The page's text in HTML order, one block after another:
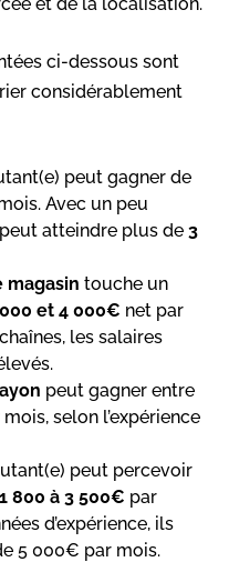
ci-dessous sont
considérablement
peut gagner de
Avec un peu
peut atteindre plus de 3
magasin touche un
et 4 000€ net par
les salaires
peut gagner entre
selon l’expérience
peut percevoir
1 800 à 3 500€ par
d’expérience, ils
5 000€ par mois.